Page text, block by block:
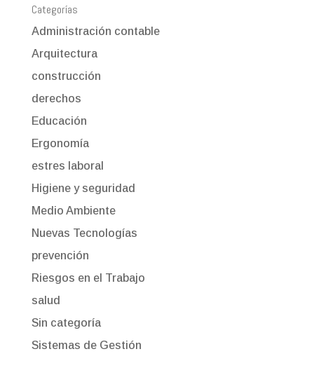
Categorías
Administración contable
Arquitectura
construcción
derechos
Educación
Ergonomía
estres laboral
Higiene y seguridad
Medio Ambiente
Nuevas Tecnologías
prevención
Riesgos en el Trabajo
salud
Sin categoría
Sistemas de Gestión